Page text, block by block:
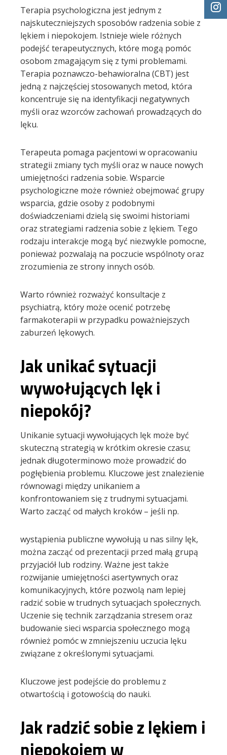
Terapia psychologiczna jest jednym z
najskuteczniejszych sposobów radzenia sobie z
lękiem i niepokojem. Istnieje wiele różnych
podejść terapeutycznych, które mogą pomóc
osobom zmagającym się z tymi problemami.
Terapia poznawczo-behawioralna (CBT) jest
jedną z najczęściej stosowanych metod, która
koncentruje się na identyfikacji negatywnych
myśli oraz wzorców zachowań prowadzących do
lęku.
Terapeuta pomaga pacjentowi w opracowaniu
strategii zmiany tych myśli oraz w nauce nowych
umiejętności radzenia sobie. Wsparcie
psychologiczne może również obejmować grupy
wsparcia, gdzie osoby z podobnymi
doświadczeniami dzielą się swoimi historiami
oraz strategiami radzenia sobie z lękiem. Tego
rodzaju interakcje mogą być niezwykle pomocne,
ponieważ pozwalają na poczucie wspólnoty oraz
zrozumienia ze strony innych osób.
Warto również rozważyć konsultacje z
psychiatrą, który może ocenić potrzebę
farmakoterapii w przypadku poważniejszych
zaburzeń lękowych.
Jak unikać sytuacji
wywołujących lęk i
niepokój?
Unikanie sytuacji wywołujących lęk może być
skuteczną strategią w krótkim okresie czasu;
jednak długoterminowo może prowadzić do
pogłębienia problemu. Kluczowe jest znalezienie
równowagi między unikaniem a
konfrontowaniem się z trudnymi sytuacjami.
Warto zacząć od małych kroków – jeśli np.
wystąpienia publiczne wywołują u nas silny lęk,
można zacząć od prezentacji przed małą grupą
przyjaciół lub rodziny. Ważne jest także
rozwijanie umiejętności asertywnych oraz
komunikacyjnych, które pozwolą nam lepiej
radzić sobie w trudnych sytuacjach społecznych.
Uczenie się technik zarządzania stresem oraz
budowanie sieci wsparcia społecznego mogą
również pomóc w zmniejszeniu uczucia lęku
związane z określonymi sytuacjami.
Kluczowe jest podejście do problemu z
otwartością i gotowością do nauki.
Jak radzić sobie z lękiem i
niepokojem w